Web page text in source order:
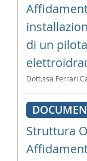
di un
Dott.ssa Ferrari
Struttura